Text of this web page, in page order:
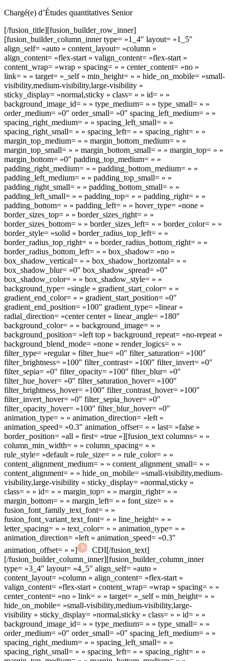
Chargé(e) d’Études quantitatives Senior
[/fusion_title][fusion_builder_row_inner]
[fusion_builder_column_inner type= »1_4″ layout= »1_5″
align_self= »auto » content_layout= »column »
align_content= »flex-start » valign_content= »flex-start »
content_wrap= »wrap » spacing= » » center_content= »no »
link= » » target= »_self » min_height= » » hide_on_mobile= »small-
visibility,medium-visibility,large-visibility »
sticky_display= »normal,sticky » class= » » id= » »
background_image_id= » » type_medium= » » type_small= » »
order_medium= »0″ order_small= »0″ spacing_left_medium= » »
spacing_right_medium= » » spacing_left_small= » »
spacing_right_small= » » spacing_left= » » spacing_right= » »
margin_top_medium= » » margin_bottom_medium= » »
margin_top_small= » » margin_bottom_small= » » margin_top= » »
margin_bottom= »0″ padding_top_medium= » »
padding_right_medium= » » padding_bottom_medium= » »
padding_left_medium= » » padding_top_small= » »
padding_right_small= » » padding_bottom_small= » »
padding_left_small= » » padding_top= » » padding_right= » »
padding_bottom= » » padding_left= » » hover_type= »none »
border_sizes_top= » » border_sizes_right= » »
border_sizes_bottom= » » border_sizes_left= » » border_color= » »
border_style= »solid » border_radius_top_left= » »
border_radius_top_right= » » border_radius_bottom_right= » »
border_radius_bottom_left= » » box_shadow= »no »
box_shadow_vertical= » » box_shadow_horizontal= » »
box_shadow_blur= »0″ box_shadow_spread= »0″
box_shadow_color= » » box_shadow_style= » »
background_type= »single » gradient_start_color= » »
gradient_end_color= » » gradient_start_position= »0″
gradient_end_position= »100″ gradient_type= »linear »
radial_direction= »center center » linear_angle= »180″
background_color= » » background_image= » »
background_position= »left top » background_repeat= »no-repeat »
background_blend_mode= »none » render_logics= » »
filter_type= »regular » filter_hue= »0″ filter_saturation= »100″
filter_brightness= »100″ filter_contrast= »100″ filter_invert= »0″
filter_sepia= »0″ filter_opacity= »100″ filter_blur= »0″
filter_hue_hover= »0″ filter_saturation_hover= »100″
filter_brightness_hover= »100″ filter_contrast_hover= »100″
filter_invert_hover= »0″ filter_sepia_hover= »0″
filter_opacity_hover= »100″ filter_blur_hover= »0″
animation_type= » » animation_direction= »left »
animation_speed= »0.3″ animation_offset= » » last= »false »
border_position= »all » first= »true »][fusion_text columns= » »
column_min_width= » » column_spacing= » »
rule_style= »default » rule_size= » » rule_color= » »
content_alignment_medium= » » content_alignment_small= » »
content_alignment= » » hide_on_mobile= »small-visibility,medium-
visibility,large-visibility » sticky_display= »normal,sticky »
class= » » id= » » margin_top= » » margin_right= » »
margin_bottom= » » margin_left= » » font_size= » »
fusion_font_family_text_font= » »
fusion_font_variant_text_font= » » line_height= » »
letter_spacing= » » text_color= » » animation_type= » »
animation_direction= »left » animation_speed= »0.3″
animation_offset= » »]
CDI[/fusion_text]
[/fusion_builder_column_inner][fusion_builder_column_inner
type= »3_4″ layout= »4_5″ align_self= »auto »
content_layout= »column » align_content= »flex-start »
valign_content= »flex-start » content_wrap= »wrap » spacing= » »
center_content= »no » link= » » target= »_self » min_height= » »
hide_on_mobile= »small-visibility,medium-visibility,large-
visibility » sticky_display= »normal,sticky » class= » » id= » »
background_image_id= » » type_medium= » » type_small= » »
order_medium= »0″ order_small= »0″ spacing_left_medium= » »
spacing_right_medium= » » spacing_left_small= » »
spacing_right_small= » » spacing_left= » » spacing_right= » »